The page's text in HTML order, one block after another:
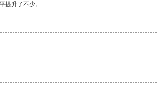
提升了不少。